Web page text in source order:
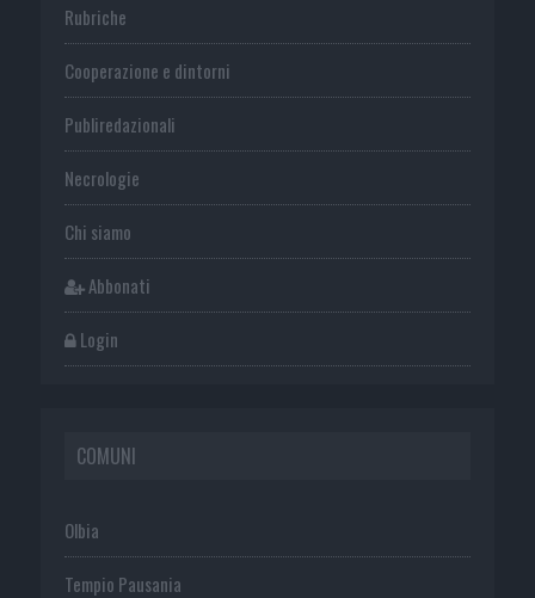
Rubriche
Cooperazione e dintorni
Publiredazionali
Necrologie
Chi siamo
Abbonati
Login
COMUNI
Olbia
Tempio Pausania